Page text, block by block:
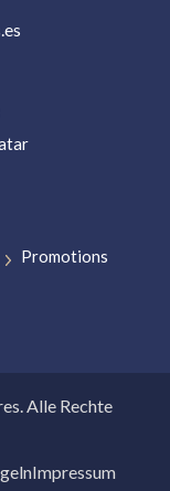
Promotions
Alle Rechte
Impressum